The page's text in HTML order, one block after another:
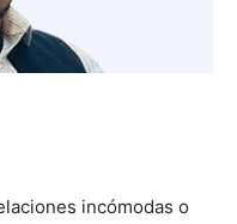
incómodas o